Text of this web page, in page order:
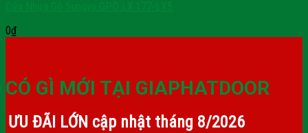
0₫
CÓ GÌ MỚI TẠI GIAPHATDOOR
ƯU ĐÃI LỚN cập nhật tháng 8/2026